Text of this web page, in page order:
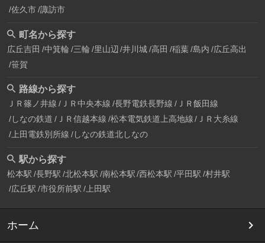
佐久市 諏訪市
町名から探す
広丘吉田 中箕輪 三輪 里山辺 井川城 高田 稲葉 島内 広丘高出
笹賀
路線から探す
ＪＲ篠ノ井線 ＪＲ中央本線 長野電鉄長野線 ＪＲ飯田線
しなの鉄道 ＪＲ信越本線 松本電気鉄道上高地線
ＪＲ大糸線
上田電鉄別所線 しなの鉄道北しなの
駅から探す
松本駅 長野駅 北松本駅 南松本駅 西松本駅 平田駅 村井駅
広丘駅 市役所前駅 上田駅
ホーム